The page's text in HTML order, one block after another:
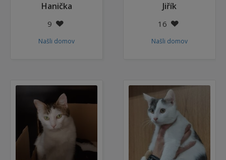
Hanička
9
Našli domov
Jiřík
16
Našli domov